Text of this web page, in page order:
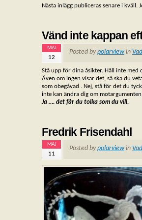
Nästa inlägg publiceras senare i kväll.
Vänd inte kappan
MAJ
12
Posted bypolarview in
Stå upp för dina åsikter. Håll inte med
Även om ingen visar det, så ska du
som obegåvad . Nej, stå för det du
inte kan ändra dig om
Ja …. det får du tolka som du vill.
Fredrik Frisendahl
MAJ
11
Posted bypolarview in